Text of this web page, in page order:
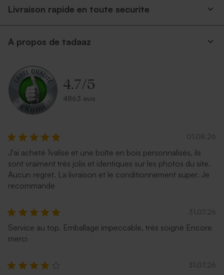
Livraison rapide en toute securite
A propos de tadaaz
4.7/5
4863 avis
01.08.26
J'ai acheté 1valise et une boîte en bois personnalisés, ils
sont vraiment très jolis et identiques sur les photos du site.
Aucun regret. La livraison et le conditionnement super. Je
recommande
31.07.26
Service au top. Emballage impeccable, très soigné Encore
merci
31.07.26